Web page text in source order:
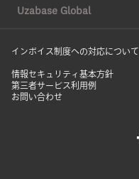
DEIBレポート
ユーザベースの働き方
HRハンドブック
DEIBレポート
社員紹介
オフィス
メディアキット
Uzabase Global
インボイス制度への対応について
情報セキュリティ基本方針
第三者サービス利用例
お問い合わせ